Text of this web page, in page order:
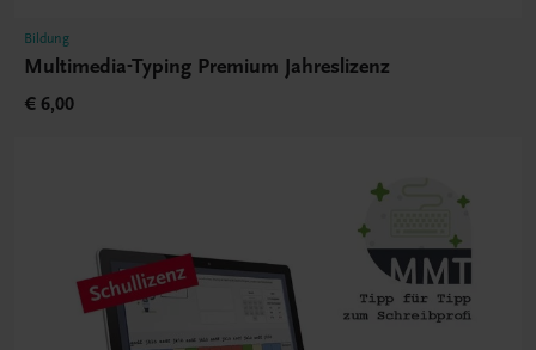
Bildung
Multimedia-Typing Premium Jahreslizenz
€ 6,00